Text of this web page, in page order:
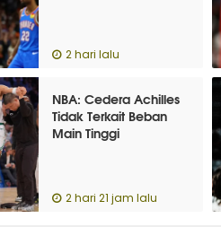
2 hari lalu
NBA: Cedera Achilles
Tidak Terkait Beban
Main Tinggi
2 hari 21 jam lalu